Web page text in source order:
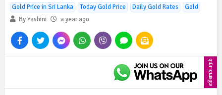
Gold Price in Sri Lanka Today Gold Price Daily Gold Rates
Gold
By Yashini
a year ago
விளம்பரம்